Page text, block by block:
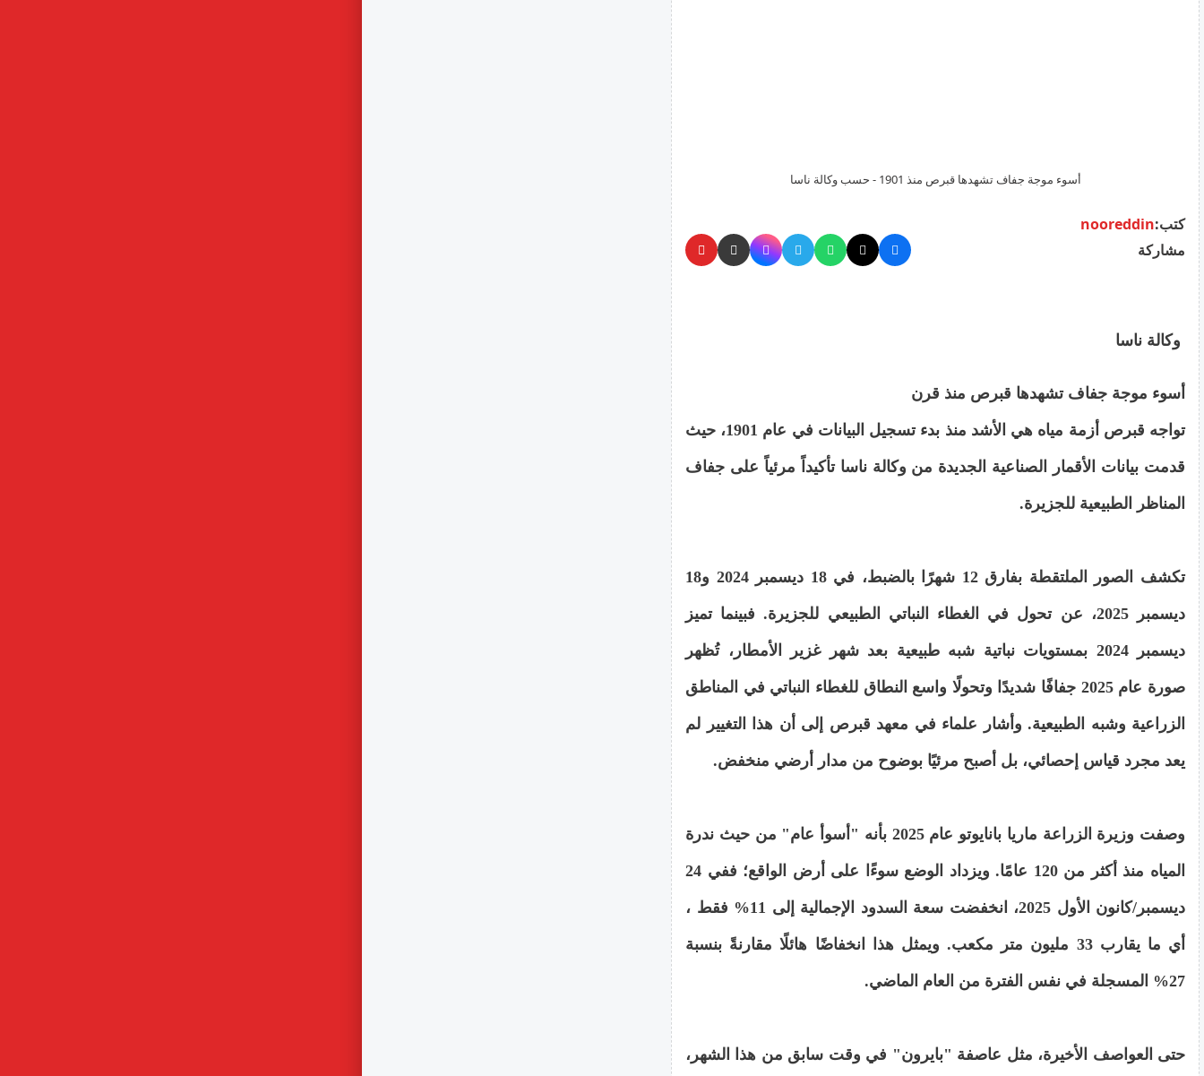
أسوء موجة جفاف تشهدها قبرص منذ 1901 - حسب وكالة ناسا
كتب:nooreddin
مشاركة
وكالة ناسا
أسوء موجة جفاف تشهدها قبرص منذ قرن
تواجه قبرص أزمة مياه هي الأشد منذ بدء تسجيل البيانات في عام 1901، حيث
قدمت بيانات الأقمار الصناعية الجديدة من وكالة ناسا تأكيداً مرئياً على جفاف
المناظر الطبيعية للجزيرة.
تكشف الصور الملتقطة بفارق 12 شهرًا بالضبط، في 18 ديسمبر 2024 و18
ديسمبر 2025، عن تحول في الغطاء النباتي الطبيعي للجزيرة. فبينما تميز
ديسمبر 2024 بمستويات نباتية شبه طبيعية بعد شهر غزير الأمطار، تُظهر
صورة عام 2025 جفافًا شديدًا وتحولًا واسع النطاق للغطاء النباتي في المناطق
الزراعية وشبه الطبيعية. وأشار علماء في معهد قبرص إلى أن هذا التغيير لم
يعد مجرد قياس إحصائي، بل أصبح مرئيًا بوضوح من مدار أرضي منخفض.
وصفت وزيرة الزراعة ماريا بانايوتو عام 2025 بأنه "أسوأ عام" من حيث ندرة
المياه منذ أكثر من 120 عامًا. ويزداد الوضع سوءًا على أرض الواقع؛ ففي 24
ديسمبر/كانون الأول 2025، انخفضت سعة السدود الإجمالية إلى 11% فقط ،
أي ما يقارب 33 مليون متر مكعب. ويمثل هذا انخفاضًا هائلًا مقارنةً بنسبة
27% المسجلة في نفس الفترة من العام الماضي.
حتى العواصف الأخيرة، مثل عاصفة "بايرون" في وقت سابق من هذا الشهر،